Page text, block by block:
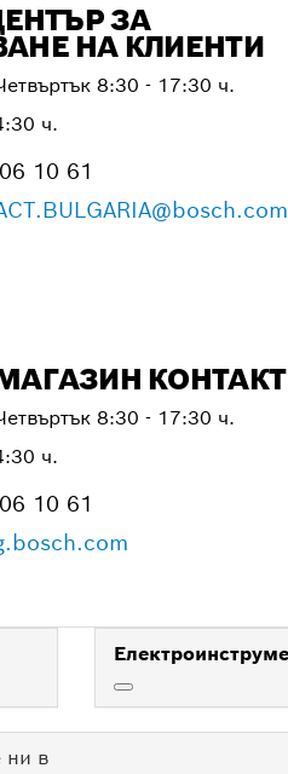
ЗА
НА КЛИЕНТИ
8:30 - 17:30 ч.
ч.
10 61
КОНТАКТ
8:30 - 17:30 ч.
ч.
10 61
ни в